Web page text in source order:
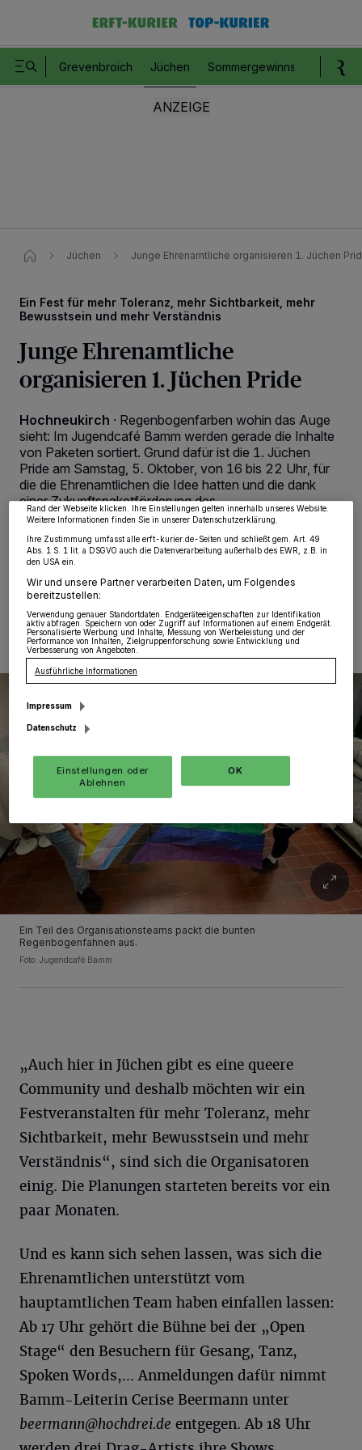
Grevenbroich Jüchen Sommergewinnspiel
Jüchen Junge Ehrenamtliche organisieren 1. Jüchen
Ein Fest für mehr Toleranz, mehr Sichtbarkeit, mehr
Bewusstsein und mehr Verständnis
Junge Ehrenamtliche
organisieren 1. Jüchen Pride
Hochneukirch · Regenbogenfarben wohin das Auge
sieht: Im Jugendcafé Bamm werden gerade die Inhalte
von Paketen sortiert. Grund dafür ist die 1. Jüchen
Pride am Samstag, 5. Oktober, von 16 bis 22 Uhr, für
die die Ehrenamtlichen die Idee hatten und die dank
einer Zukunftspaketförderung des
Bundesfamilienministeriums realisiert werden kann – bei
freiem Eintritt und mit kostenloser Verpflegung.
30.09.2024 , 09:00 Uhr
Ein Teil des Organisationsteams packt die bunten
Regenbogenfahnen aus.
Foto: Jugendcafé Bamm
„Auch hier in Jüchen gibt es eine queere
Community und deshalb möchten wir ein
Festveranstalten für mehr Toleranz, mehr
Sichtbarkeit, mehr Bewusstsein und mehr
Verständnis“, sind sich die Organisatoren
einig. Die Planungen starteten bereits vor ein
paar Monaten.
Und es kann sich sehen lassen, was sich die
Ehrenamtlichen unterstützt vom
hauptamtlichen Team haben einfallen lassen:
Ab 17 Uhr gehört die Bühne bei der „Open
Stage“ den Besuchern für Gesang, Tanz,
Spoken Words,… Anmeldungen dafür nimmt
Bamm-Leiterin Cerise Beermann unter
beermann@hochdrei.de entgegen. Ab 18 Uhr
Wir und unsere218-Partner speichern und greifen auf personenbezogene Daten
wie Browserdaten oder eindeutige Kennungen auf Ihrem Gerät zu. Durch Auswahl
von OK aktivieren Sie Tracking-Technologien für die unter „Wir und unsere
Partner verarbeiten Daten, um Ihnen Dienste bereitzustellen“ aufgeführten
Zwecke. Wenn Tracker deaktiviert sind, sind manche Inhalte und Anzeigen
möglicherweise nicht mehr so relevant für Sie. Sie können dieses Menü jederzeit
wieder aufrufen, um Ihre Einstellungen zu ändern oder Ihre Einwilligung zu
widerrufen, indem Sie auf den Link Einstellungen oder Ablehnen am unteren
Rand der Webseite klicken. Ihre Einstellungen gelten innerhalb unseres Website.
Weitere Informationen finden Sie in unserer Datenschutzerklärung.
Ihre Zustimmung umfasst alle erft-kurier.de-Seiten und schließt gem. Art. 49
Abs. 1 S. 1 lit. a DSGVO auch die Datenverarbeitung außerhalb des EWR, z.B. in
den USA ein.
Wir und unsere Partner verarbeiten Daten, um Folgendes
bereitzustellen:
Verwendung genauer Standortdaten. Endgeräteeigenschaften zur Identifikation
aktiv abfragen. Speichern von oder Zugriff auf Informationen auf einem Endgerät.
Personalisierte Werbung und Inhalte, Messung von Werbeleistung und der
Performance von Inhalten, Zielgruppenforschung sowie Entwicklung und
Verbesserung von Angeboten.
Ausführliche Informationen
Impressum
Datenschutz
Einstellungen oder
Ablehnen
OK